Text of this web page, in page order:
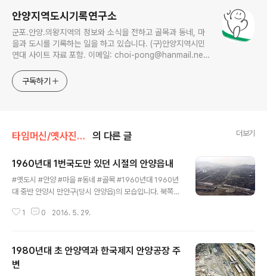
안양지역도시기록연구소
군포.안양.의왕지역의 정보와 소식을 전하고 골목과 동네, 마
을과 도시를 기록하는 일을 하고 있습니다. (구)안양지역시민
연대 사이트 자료 포함. 이메일: choi-pong@hanmail.net
구독하기
타임머신/옛사진읽기 의 다른 글 더보기
1960년대 1번국도만 있던 시절의 안양읍내
#옛도시 #안양 #마을 #동네 #골목 #1960년대 1960년
대 중반 안양시 만안구(당시 안양읍)의 모습입니다. 북쪽인
사진으로 안양읍내의 북부동(안양2동) 지역의 전경이 한눈
다. 농장의 흔적은 1960년대에도 만안초등학교 북쪽, 안
양보육원(현 좋은집) 인근에서 볼 수 있었지요. 사진 아래
1 0 2016. 5. 29.
1980년대 초 안양역과 한국제지 안양공장 주
변